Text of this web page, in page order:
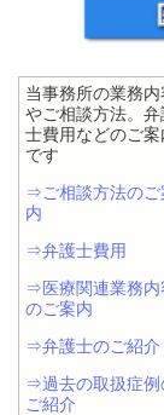
当事務所の業務内
やご相談方法。弁
士費用などのご案
です
⇒ご相談方法のご
内
⇒弁護士費用
⇒医療関連業務内
のご案内
⇒弁護士のご紹介
⇒過去の取扱症例
ご紹介